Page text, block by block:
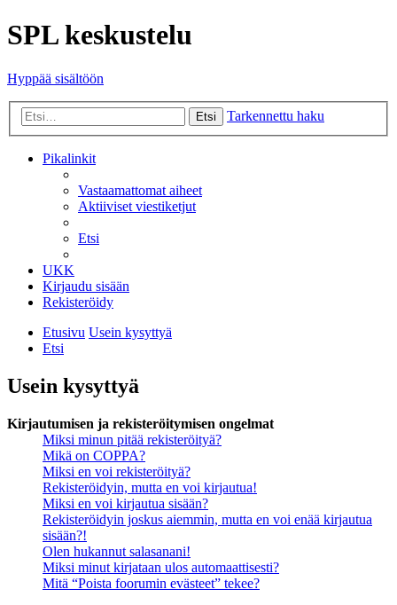
SPL keskustelu
Hyppää sisältöön
Etsi Tarkennettu haku
Pikalinkit
Vastaamattomat aiheet
Aktiiviset viestiketjut
Etsi
UKK
Kirjaudu sisään
Rekisteröidy
Etusivu Usein kysyttyä
Etsi
Usein kysyttyä
Kirjautumisen ja rekisteröitymisen ongelmat
Miksi minun pitää rekisteröityä?
Mikä on COPPA?
Miksi en voi rekisteröityä?
Rekisteröidyin, mutta en voi kirjautua!
Miksi en voi kirjautua sisään?
Rekisteröidyin joskus aiemmin, mutta en voi enää kirjautua
sisään?!
Olen hukannut salasanani!
Miksi minut kirjataan ulos automaattisesti?
Mitä “Poista foorumin evästeet” tekee?